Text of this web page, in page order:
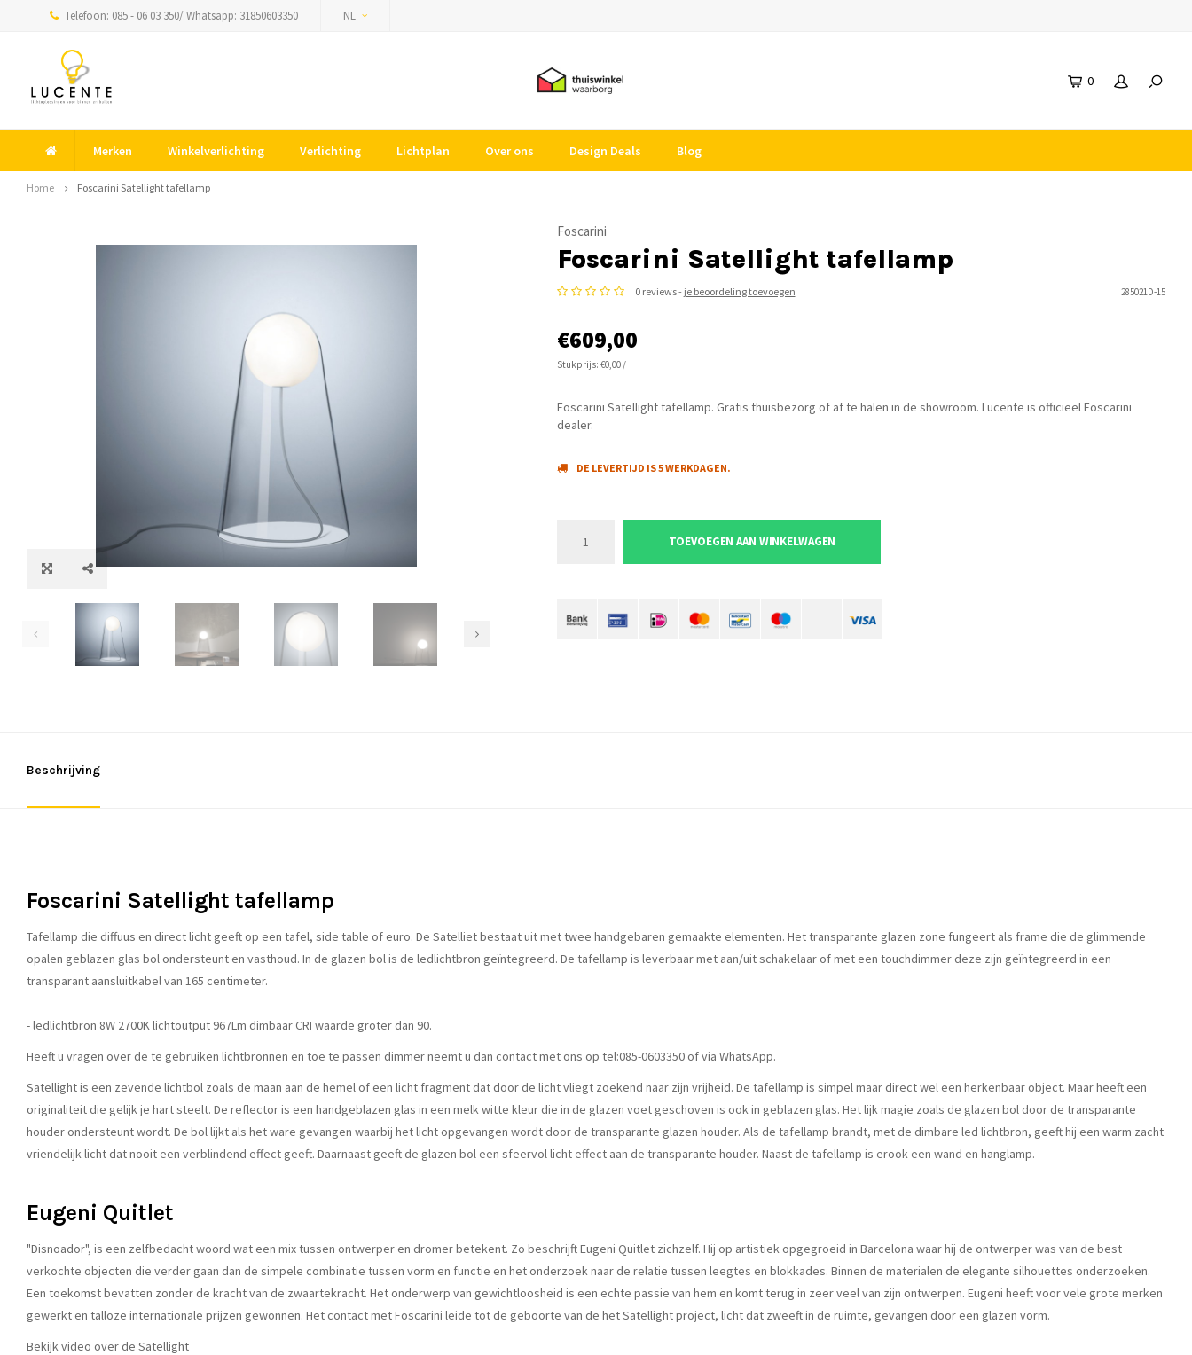
Telefoon: 085 - 06 03 350/ Whatsapp: 31850603350 NL
0
Merken Winkelverlichting Verlichting Lichtplan Over ons Design Deals Blog
Home Foscarini Satellight tafellamp
Foscarini
Foscarini Satellight tafellamp
0 reviews - je beoordeling toevoegen 285021D-15
€609,00
Stukprijs: €0,00 /
Foscarini Satellight tafellamp. Gratis thuisbezorg of af te halen in de showroom. Lucente is officieel Foscarini
dealer.
DE LEVERTIJD IS 5 WERKDAGEN.
TOEVOEGEN AAN WINKELWAGEN
Beschrijving
Foscarini Satellight tafellamp
Tafellamp die diffuus en direct licht geeft op een tafel, side table of euro. De Satelliet bestaat uit met twee handgebaren gemaakte elementen. Het transparante glazen zone fungeert als frame die de glimmende
opalen geblazen glas bol ondersteunt en vasthoud. In de glazen bol is de ledlichtbron geïntegreerd. De tafellamp is leverbaar met aan/uit schakelaar of met een touchdimmer deze zijn geïntegreerd in een
transparant aansluitkabel van 165 centimeter.
- ledlichtbron 8W 2700K lichtoutput 967Lm dimbaar CRI waarde groter dan 90.
Heeft u vragen over de te gebruiken lichtbronnen en toe te passen dimmer neemt u dan contact met ons op tel:085-0603350 of via WhatsApp.
Satellight is een zevende lichtbol zoals de maan aan de hemel of een licht fragment dat door de licht vliegt zoekend naar zijn vrijheid. De tafellamp is simpel maar direct wel een herkenbaar object. Maar heeft een
originaliteit die gelijk je hart steelt. De reflector is een handgeblazen glas in een melk witte kleur die in de glazen voet geschoven is ook in geblazen glas. Het lijk magie zoals de glazen bol door de transparante
houder ondersteunt wordt. De bol lijkt als het ware gevangen waarbij het licht opgevangen wordt door de transparante glazen houder. Als de tafellamp brandt, met de dimbare led lichtbron, geeft hij een warm zacht
vriendelijk licht dat nooit een verblindend effect geeft. Daarnaast geeft de glazen bol een sfeervol licht effect aan de transparante houder. Naast de tafellamp is erook een wand en hanglamp.
Eugeni Quitlet
"Disnoador", is een zelfbedacht woord wat een mix tussen ontwerper en dromer betekent. Zo beschrijft Eugeni Quitlet zichzelf. Hij op artistiek opgegroeid in Barcelona waar hij de ontwerper was van de best
verkochte objecten die verder gaan dan de simpele combinatie tussen vorm en functie en het onderzoek naar de relatie tussen leegtes en blokkades. Binnen de materialen de elegante silhouettes onderzoeken.
Een toekomst bevatten zonder de kracht van de zwaartekracht. Het onderwerp van gewichtloosheid is een echte passie van hem en komt terug in zeer veel van zijn ontwerpen. Eugeni heeft voor vele grote merken
gewerkt en talloze internationale prijzen gewonnen. Het contact met Foscarini leide tot de geboorte van de het Satellight project, licht dat zweeft in de ruimte, gevangen door een glazen vorm.
Bekijk video over de Satellight